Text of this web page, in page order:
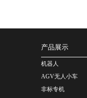
产品展示
机器人
AGV无人小车
非标专机